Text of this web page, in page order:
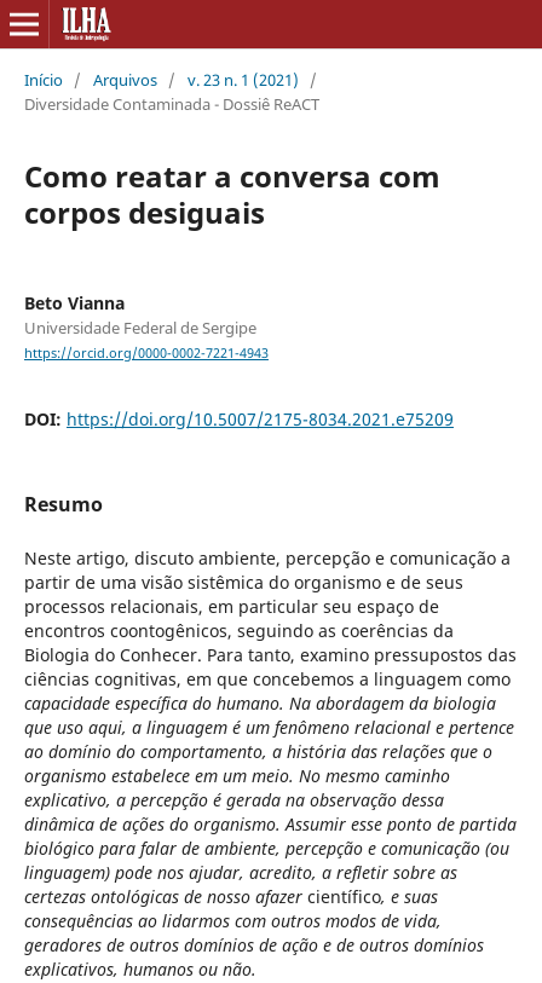
Início / Arquivos / v. 23 n. 1 (2021)
/
Diversidade Contaminada - Dossiê ReACT
Como reatar a conversa com
corpos desiguais
Beto Vianna
Universidade Federal de Sergipe
https://orcid.org/0000-0002-7221-4943
DOI: https://doi.org/10.5007/2175-8034.2021.e75209
Resumo
Neste artigo, discuto ambiente, percepção e comunicação a
partir de uma visão sistêmica do organismo e de seus
processos relacionais, em particular seu espaço de
encontros coontogênicos, seguindo as coerências da
Biologia do Conhecer. Para tanto, examino pressupostos das
ciências cognitivas, em que concebemos a linguagem como
capacidade específica do humano. Na abordagem da biologia
que uso aqui, a linguagem é um fenômeno relacional e pertence
ao domínio do comportamento, a história das relações que o
organismo estabelece em um meio. No mesmo caminho
explicativo, a percepção é gerada na observação dessa
dinâmica de ações do organismo. Assumir esse ponto de partida
biológico para falar de ambiente, percepção e comunicação (ou
linguagem) pode nos ajudar, acredito, a refletir sobre as
certezas ontológicas de nosso afazer científico, e suas
consequências ao lidarmos com outros modos de vida,
geradores de outros domínios de ação e de outros domínios
explicativos, humanos ou não.